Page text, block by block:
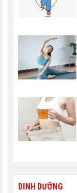
DINH DƯỠNG